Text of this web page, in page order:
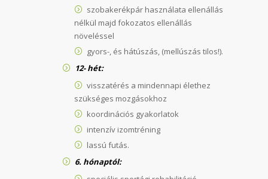
szobakerékpár használata ellenállás
nélkül majd fokozatos ellenállás
növeléssel
gyors-, és hátúszás, (mellúszás tilos!).
12- hét:
visszatérés a mindennapi élethez
szükséges mozgásokhoz
koordinációs gyakorlatok
intenzív izomtréning
lassú futás.
6. hónaptól: